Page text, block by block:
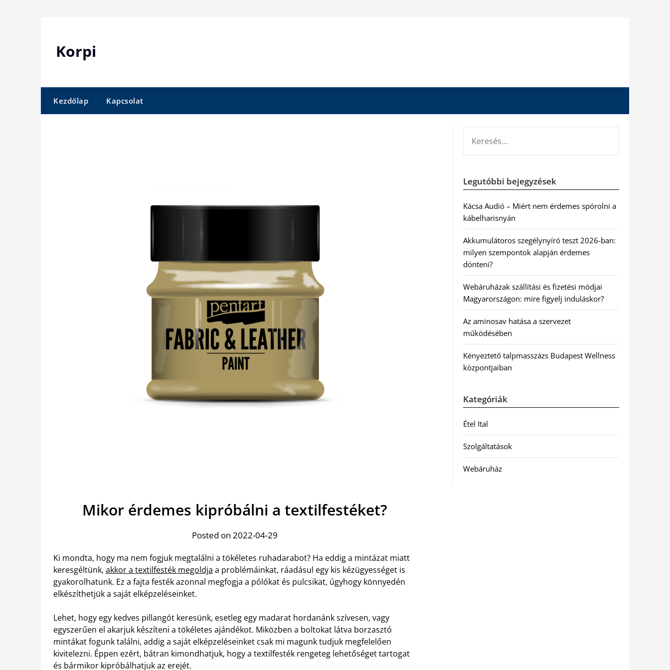
Korpi
Kezdőlap Kapcsolat
Mikor érdemes kipróbálni a textilfestéket?
Posted on 2022-04-29
Ki mondta, hogy ma nem fogjuk megtalálni a tökéletes ruhadarabot? Ha eddig a mintázat miatt
keresgéltünk, akkor a textilfesték megoldja a problémáinkat, ráadásul egy kis kézügyességet is
gyakorolhatunk. Ez a fajta festék azonnal megfogja a pólókat és pulcsikat, úgyhogy könnyedén
elkészíthetjük a saját elképzeléseinket.
Lehet, hogy egy kedves pillangót keresünk, esetleg egy madarat hordanánk szívesen, vagy
egyszerűen el akarjuk készíteni a tökéletes ajándékot. Miközben a boltokat látva borzasztó
mintákat fogunk találni, addig a saját elképzeléseinket csak mi magunk tudjuk megfelelően
kivitelezni. Éppen ezért, bátran kimondhatjuk, hogy a textilfesték rengeteg lehetőséget tartogat
és bármikor kipróbálhatjuk az erejét.
Legutóbbi bejegyzések
Kácsa Audió – Miért nem érdemes spórolni a
kábelharisnyán
Akkumulátoros szegélynyíró teszt 2026-ban:
milyen szempontok alapján érdemes
dönteni?
Webáruházak szállítási és fizetési módjai
Magyarországon: mire figyelj induláskor?
Az aminosav hatása a szervezet
működésében
Kényeztető talpmasszázs Budapest Wellness
központjaiban
Kategóriák
Étel Ital
Szolgáltatások
Webáruház